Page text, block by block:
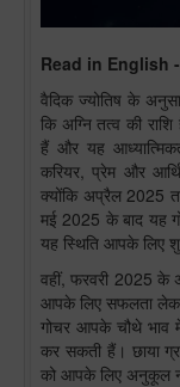
Read in English -
वैदिक ज्योतिष के
कि अग्नि तत्व की
हैं और यह
करियर, प्रेम और
क्योंकि अप्रैल 2025
मई 2025 के बाद यह
यह स्थिति आपके लिए
वहीं, फरवरी 2025 के
आपके लिए सफलता
गोचर आपके चौथे भाव
कर सकती हैं। छाया
को आपके लिए अनुकूल